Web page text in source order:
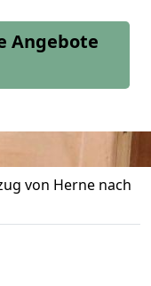
Angebote
von Herne nach